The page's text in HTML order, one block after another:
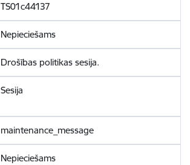
TS01c44137
Nepieciešams
Drošības politikas sesija.
Sesija
maintenance_message
Nepieciešams